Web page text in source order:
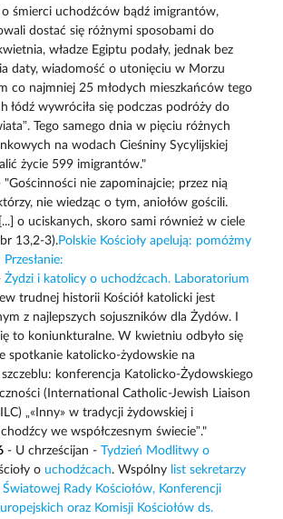
śmierci uchodźców bądź imigrantów,
dostać się różnymi sposobami do
władze Egiptu podały, jednak bez
daty, wiadomość o utonięciu w Morzu
co najmniej 25 młodych mieszkańców tego
łódź wywróciła się podczas podróży do
Tego samego dnia w pięciu różnych
na wodach Cieśniny Sycylijskiej
życie 599 imigrantów."
nie zapominajcie; przez nią
nie wiedząc o tym, aniołów gościli.
o uciskanych, skoro sami również w ciele
13,2-3).Polskie Kościoły apelują: pomóżmy
Żydzi i katolicy o uchodźcach. Laboratorium
trudnej historii Kościół katolicki jest
z najlepszych sojuszników dla Żydów. I
to koniunkturalne. W kwietniu odbyło się
spotkanie katolicko-żydowskie na
konferencja Katolicko-Żydowskiego
(International Catholic-Jewish Liaison
„«Inny» w tradycji żydowskiej i
we współczesnym świecie”."
- U chrześcijan - Tydzień Modlitwy o
o uchodźcach. Wspólny list sekretarzy
Rady Kościołów, Konferencji
oraz Komisji Kościołów ds.